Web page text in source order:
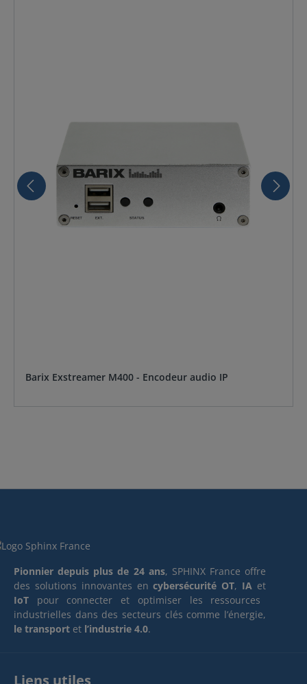
Barix Exstreamer M400 - Encodeur audio IP
Pionnier depuis plus de 24 ans, SPHINX France offre
des solutions innovantes encybersécurité OT, IA et
IoT pour connecter et optimiser les ressources
industrielles dans des secteurs clés comme l’énergie,
le transport et l’industrie 4.0.
Liens utiles